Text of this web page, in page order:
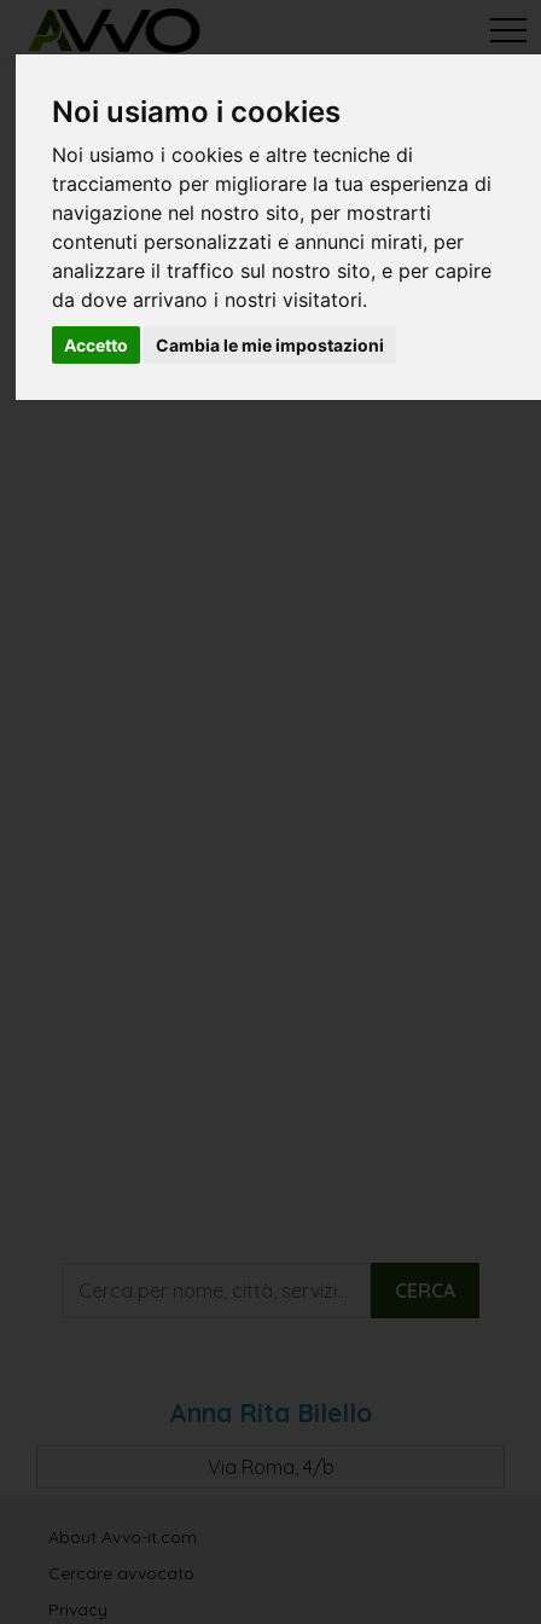
Noi usiamo i cookies
Noi usiamo i cookies e altre tecniche di
tracciamento per migliorare la tua esperienza di
navigazione nel nostro sito, per mostrarti
contenuti personalizzati e annunci mirati, per
analizzare il traffico sul nostro sito, e per capire
da dove arrivano i nostri visitatori.
Accetto Cambia le mie impostazioni
avvo-it>Bolzano> Avvocati fortezza
CERCA
Anna Rita Bilello
Via Roma, 4/b
About Avvo-it.com
Cercare avvocato
Privacy